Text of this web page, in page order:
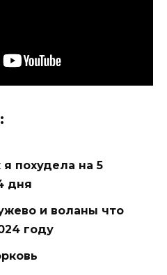
похудела на 5
дня
и воланы что
году